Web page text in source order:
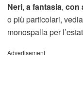
Neri, a fantasia, con
o più particolari,
monospalla per
Advertisement